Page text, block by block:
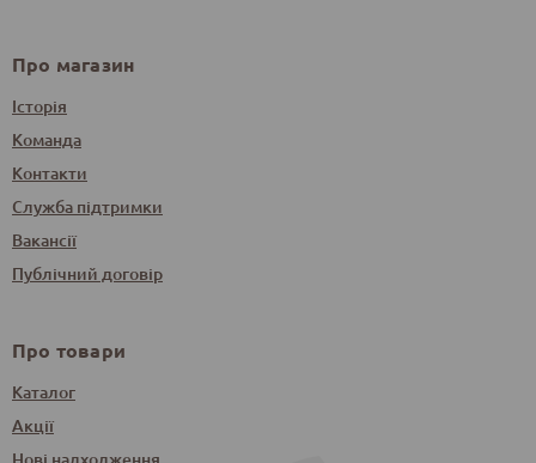
Про магазин
Історія
Команда
Контакти
Служба підтримки
Вакансії
Публічний договір
Про товари
Каталог
Акції